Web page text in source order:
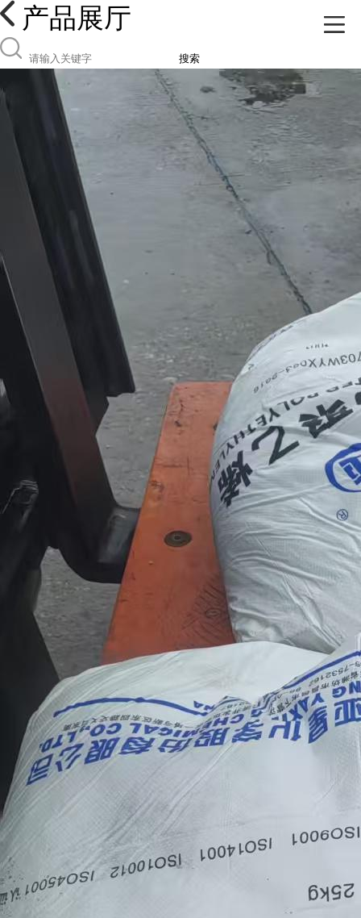
产品展厅
搜索